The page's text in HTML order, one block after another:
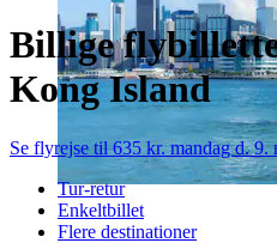
Billige
Kong Island
Se flyrejse til 635 kr. mandag d. 9.
Tur-retur
Enkeltbillet
Flere destinationer